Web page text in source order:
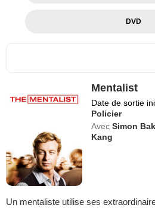
DVD
Mentalist
Date de sortie
Policier
Avec Simon
Kang
Un mentaliste utilise ses